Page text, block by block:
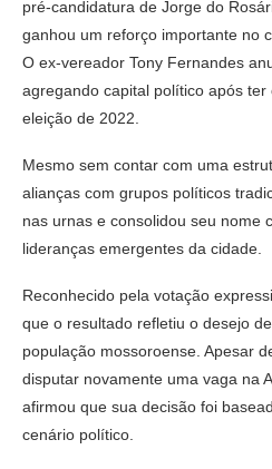
pré-candidatura de Jorge do
ganhou um reforço importante no
O ex-vereador Tony Fernandes
agregando capital político após
eleição de 2022.
Mesmo sem contar com uma
alianças com grupos políticos
nas urnas e consolidou seu nome
lideranças emergentes da cidade.
Reconhecido pela votação
que o resultado refletiu o desejo
população mossoroense. Apesar
disputar novamente uma vaga na
afirmou que sua decisão foi
cenário político.